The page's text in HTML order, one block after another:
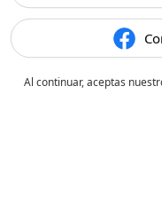
Al continuar, aceptas